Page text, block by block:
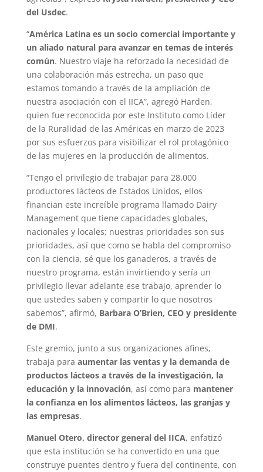
del Usdec.
“América Latina es un socio comercial importante y
un aliado natural para avanzar en temas de interés
común. Nuestro viaje ha reforzado la necesidad de
una colaboración más estrecha, un paso que
estamos tomando a través de la ampliación de
nuestra asociación con el IICA”, agregó Harden,
quien fue reconocida por este Instituto como Líder
de la Ruralidad de las Américas en marzo de 2023
por sus esfuerzos para visibilizar el rol protagónico
de las mujeres en la producción de alimentos.
“Tengo el privilegio de trabajar para 28.000
productores lácteos de Estados Unidos, ellos
financian este increíble programa llamado Dairy
Management que tiene capacidades globales,
nacionales y locales; nuestras prioridades son sus
prioridades, así que como se habla del compromiso
con la ciencia, sé que los ganaderos, a través de
nuestro programa, están invirtiendo y sería un
privilegio llevar adelante ese trabajo, aprender lo
que ustedes saben y compartir lo que nosotros
sabemos”, afirmó, Barbara O’Brien, CEO y presidente
de DMI.
Este gremio, junto a sus organizaciones afines,
trabaja para aumentar las ventas y la demanda de
productos lácteos a través de la investigación, la
educación y la innovación, así como para mantener
la confianza en los alimentos lácteos, las granjas y
las empresas.
Manuel Otero, director general del IICA, enfatizó
que esta institución se ha convertido en una que
construye puentes dentro y fuera del continente, con